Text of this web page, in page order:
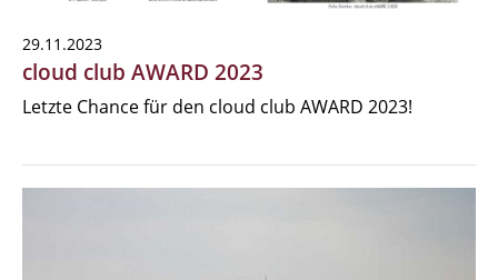
29.11.2023
cloud club AWARD 2023
Letzte Chance für den cloud club AWARD 2023!